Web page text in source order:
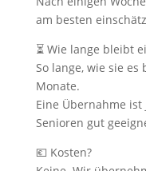
am besten
⏳ Wie lange bleibt
So lange, wie sie es
Monate.
Eine Übernahme
Senioren gut
💶 Kosten?